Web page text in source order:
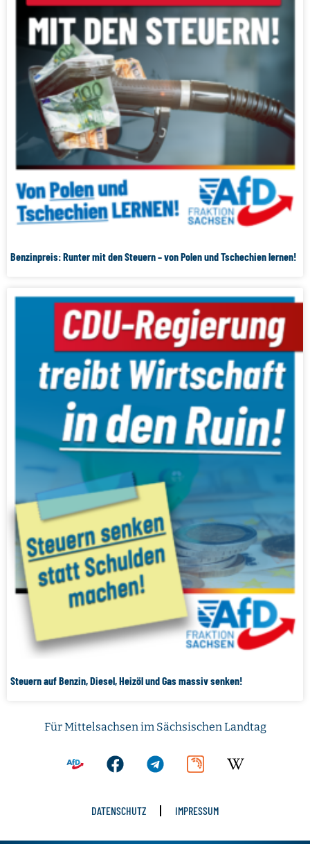
Benzinpreis: Runter mit den Steuern – von Polen und Tschechien lernen!
Steuern auf Benzin, Diesel, Heizöl und Gas massiv senken!
Für Mittelsachsen im Sächsischen Landtag
DATENSCHUTZ IMPRESSUM